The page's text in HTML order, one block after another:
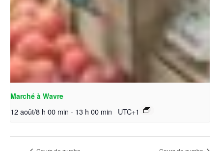
Marché à Wavre
12 août/8 h 00 min - 13 h 00 min UTC+1